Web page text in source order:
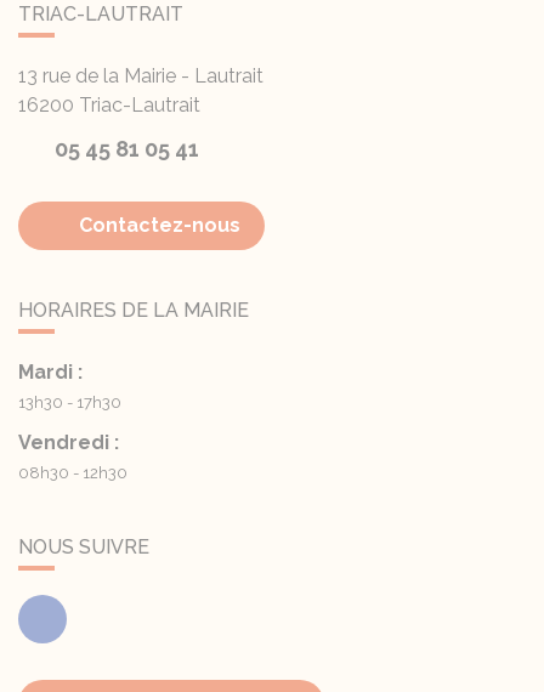
TRIAC-LAUTRAIT
13 rue de la Mairie - Lautrait
16200 Triac-Lautrait
05 45 81 05 41
Contactez-nous
HORAIRES DE LA MAIRIE
Mardi :
13h30 - 17h30
Vendredi :
08h30 - 12h30
NOUS SUIVRE
Facebook